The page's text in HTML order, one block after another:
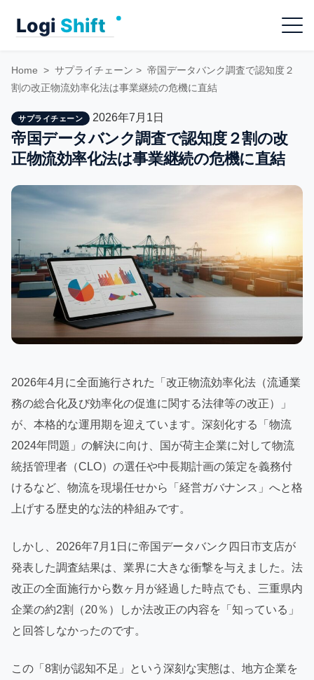
Menu
Home > サプライチェーン > 帝国データバンク調査で認知度２
割の改正物流効率化法は事業継続の危機に直結
サプライチェーン 2026年7月1日
帝国データバンク調査で認知度２割の改
正物流効率化法は事業継続の危機に直結
2026年4月に全面施行された「改正物流効率化法（流通業
務の総合化及び効率化の促進に関する法律等の改正）」
が、本格的な運用期を迎えています。深刻化する「物流
2024年問題」の解決に向け、国が荷主企業に対して物流
統括管理者（CLO）の選任や中長期計画の策定を義務付
けるなど、物流を現場任せから「経営ガバナンス」へと格
上げする歴史的な法的枠組みです。
しかし、2026年7月1日に帝国データバンク四日市支店が
発表した調査結果は、業界に大きな衝撃を与えました。法
改正の全面施行から数ヶ月が経過した時点でも、三重県内
企業の約2割（20％）しか法改正の内容を「知っている」
と回答しなかったのです。
この「8割が認知不足」という深刻な実態は、地方企業を